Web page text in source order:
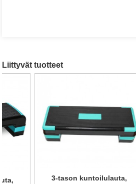
Liittyvät tuotteet
3-tason kuntoilulauta,